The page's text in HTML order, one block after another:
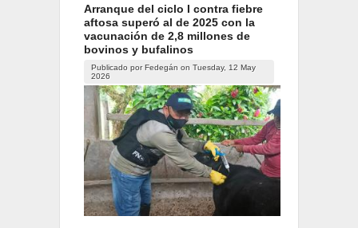
Arranque del ciclo I contra fiebre
aftosa superó al de 2025 con la
vacunación de 2,8 millones de
bovinos y bufalinos
Publicado por Fedegán on Tuesday, 12 May
2026